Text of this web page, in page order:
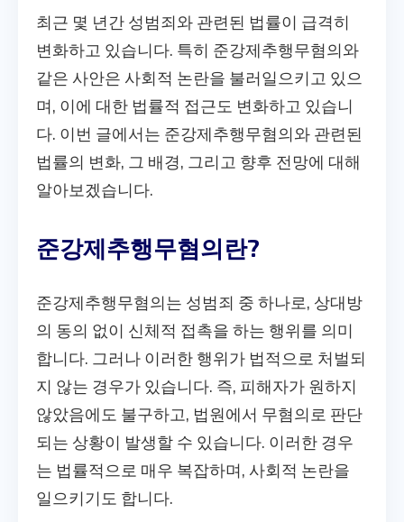
최근 몇 년간 성범죄와 관련된 법률이 급격히
변화하고 있습니다. 특히 준강제추행무혐의와
같은 사안은 사회적 논란을 불러일으키고 있으
며, 이에 대한 법률적 접근도 변화하고 있습니
다. 이번 글에서는 준강제추행무혐의와 관련된
법률의 변화, 그 배경, 그리고 향후 전망에 대해
알아보겠습니다.
준강제추행무혐의란?
준강제추행무혐의는 성범죄 중 하나로, 상대방
의 동의 없이 신체적 접촉을 하는 행위를 의미
합니다. 그러나 이러한 행위가 법적으로 처벌되
지 않는 경우가 있습니다. 즉, 피해자가 원하지
않았음에도 불구하고, 법원에서 무혐의로 판단
되는 상황이 발생할 수 있습니다. 이러한 경우
는 법률적으로 매우 복잡하며, 사회적 논란을
일으키기도 합니다.